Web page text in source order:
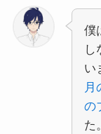
僕
し
い
月
の
た